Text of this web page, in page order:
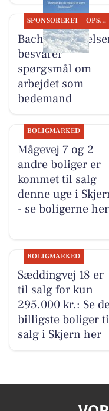
SPONSORERET OPSLAGSTAVLEN
Bachs
besvarer
spørgsmål om
arbejdet som
bedemand
BOLIGMARKED
Mågevej 7 og 2
andre boliger er
kommet til salg
denne uge i
- se boligerne
BOLIGMARKED
Sæddingvej 18 er
til salg for kun
295.000 kr.: Se
billigste boliger
salg i Skjern her